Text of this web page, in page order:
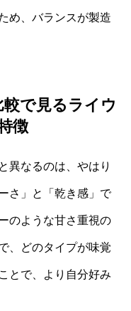
め、バランスが製造
で見るライウ
徴
異なるのは、やはり
さ」と「乾き感」で
のような甘さ重視の
、どのタイプが味覚
とで、より自分好み